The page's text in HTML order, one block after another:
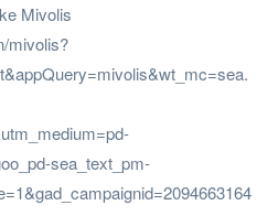
Mivolis
mivolis?
sea_text_pm-